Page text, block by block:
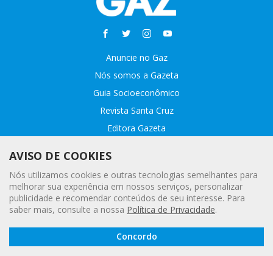
Leia a
Digital
Anuncie no Gaz
Nós somos a Gazeta
Guia Socioeconômico
Revista Santa Cruz
Editora Gazeta
Fale conosco
Webmail
Assinatura Premiada
Política Geral de Privacidade e Proteção
de Dados Pessoais
AVISO DE COOKIES
Nós utilizamos cookies e outras tecnologias semelhantes para
melhorar sua experiência em nossos serviços, personalizar
publicidade e recomendar conteúdos de seu interesse. Para
saber mais, consulte a nossa Política de Privacidade.
Concordo